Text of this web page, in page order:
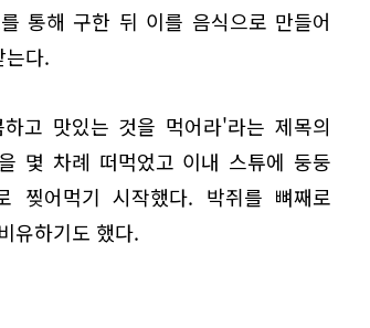
통해 구한 뒤 이를 음식으로 만들어
는다.
고 맛있는 것을 먹어라'라는 제목의
몇 차례 떠먹었고 이내 스튜에 둥둥
찢어먹기 시작했다. 박쥐를 뼈째로
유하기도 했다.